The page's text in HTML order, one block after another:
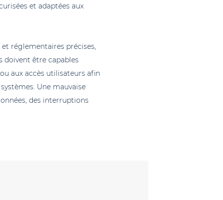
et adaptées aux
réglementaires précises,
doivent être capables
aux accès utilisateurs afin
Une mauvaise
des interruptions